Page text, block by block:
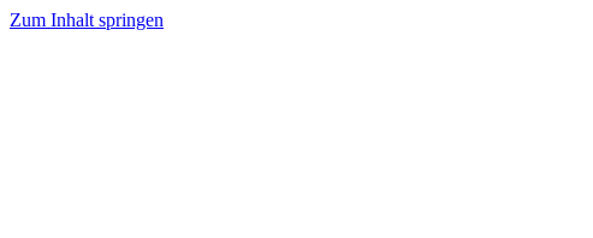
Zum Inhalt springen